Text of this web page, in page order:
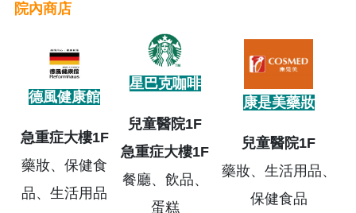
院內商店
德風健康館
急重症大樓1F
藥妝、保健食
品、生活用品
星巴克咖啡
兒童醫院1F
急重症大樓1F
餐廳、飲品、
蛋糕
康是美藥妝
兒童醫院1F
藥妝、生活用品、
保健食品